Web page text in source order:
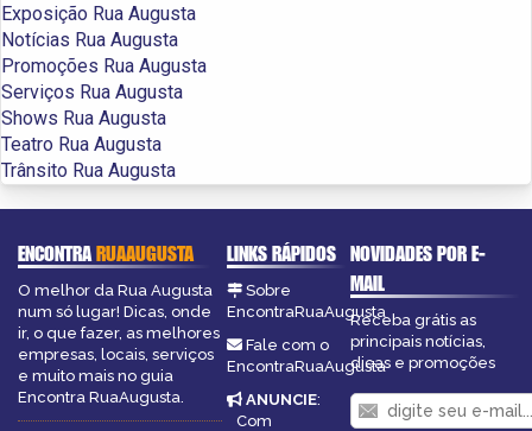
Exposição Rua Augusta
Notícias Rua Augusta
Promoções Rua Augusta
Serviços Rua Augusta
Shows Rua Augusta
Teatro Rua Augusta
Trânsito Rua Augusta
ENCONTRARUAAUGUSTA
O melhor da Rua Augusta
num só lugar! Dicas, onde
ir, o que fazer, as melhores
empresas, locais, serviços
e muito mais no guia
Encontra RuaAugusta.
LINKS RÁPIDOS
Sobre
EncontraRuaAugusta
Fale com o
EncontraRuaAugusta
ANUNCIE:
Com
NOVIDADES POR E-
MAIL
Receba grátis as
principais notícias,
dicas e promoções